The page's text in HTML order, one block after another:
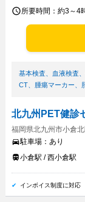
所要時間： 約3～4
基本検査、 血液検査、
CT、 腫瘍マーカー
北九州PET健診
福岡県北九州市小倉
駐車場： あり
小倉駅 / 西小倉駅
インボイス制度に対応